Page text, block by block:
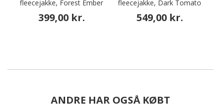
fleecejakke, Forest Ember
399,00 kr.
fleecejakke, Dark Tomato
549,00 kr.
ANDRE HAR OGSÅ KØBT